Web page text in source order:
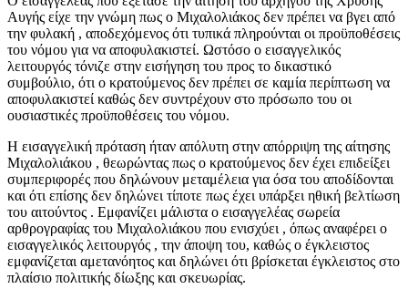
Αυγής είχε την γνώμη πως ο Μιχαλολιάκος δεν πρέπει να βγει από
την φυλακή , αποδεχόμενος ότι τυπικά πληρούνται οι προϋποθέσεις
του νόμου για να αποφυλακιστεί. Ωστόσο ο εισαγγελικός
λειτουργός τόνιζε στην εισήγηση του προς το δικαστικό
συμβούλιο, ότι ο κρατούμενος δεν πρέπει σε καμία περίπτωση να
αποφυλακιστεί καθώς δεν συντρέχουν στο πρόσωπο του οι
ουσιαστικές προϋποθέσεις του νόμου.
Η εισαγγελική πρόταση ήταν απόλυτη στην απόρριψη της αίτησης
Μιχαλολιάκου , θεωρώντας πως ο κρατούμενος δεν έχει επιδείξει
συμπεριφορές που δηλώνουν μεταμέλεια για όσα του αποδίδονται
και ότι επίσης δεν δηλώνει τίποτε πως έχει υπάρξει ηθική βελτίωση
του αιτούντος . Εμφανίζει μάλιστα ο εισαγγελέας σωρεία
αρθρογραφίας του Μιχαλολιάκου που ενισχύει , όπως αναφέρει ο
εισαγγελικός λειτουργός , την άποψη του, καθώς ο έγκλειστος
εμφανίζεται αμετανόητος και δηλώνει ότι βρίσκεται έγκλειστος στο
πλαίσιο πολιτικής δίωξης και σκευωρίας.